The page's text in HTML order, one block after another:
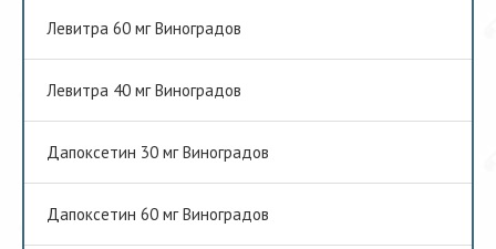
Левитра 60 мг Виноградов
Левитра 40 мг Виноградов
Дапоксетин 30 мг Виноградов
Дапоксетин 60 мг Виноградов